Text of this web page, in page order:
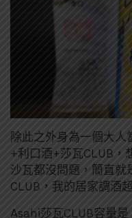
除此之外身為一個大人
+利口酒+莎瓦CLUB，
沙瓦都沒問題，簡直就
CLUB，我的居家調酒
Asahi莎瓦CLUB容量